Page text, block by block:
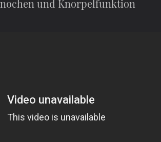
und Knorpelfunktion